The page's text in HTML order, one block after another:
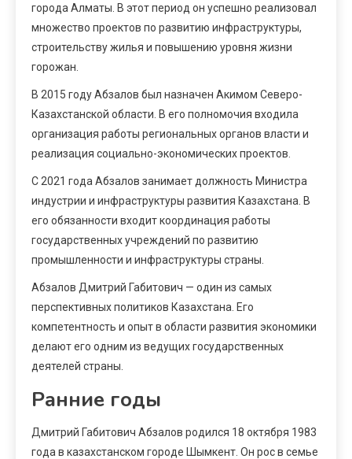
города Алматы. В этот период он успешно реализовал
множество проектов по развитию инфраструктуры,
строительству жилья и повышению уровня жизни
горожан.
В 2015 году Абзалов был назначен Акимом Северо-
Казахстанской области. В его полномочия входила
организация работы региональных органов власти и
реализация социально-экономических проектов.
С 2021 года Абзалов занимает должность Министра
индустрии и инфраструктуры развития Казахстана. В
его обязанности входит координация работы
государственных учреждений по развитию
промышленности и инфраструктуры страны.
Абзалов Дмитрий Габитович — один из самых
перспективных политиков Казахстана. Его
компетентность и опыт в области развития экономики
делают его одним из ведущих государственных
деятелей страны.
Ранние годы
Дмитрий Габитович Абзалов родился 18 октября 1983
года в казахстанском городе Шымкент. Он рос в семье